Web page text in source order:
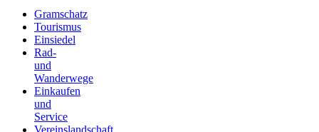
Gramschatz
Tourismus
Einsiedel
Rad-
und
Wanderwege
Einkaufen
und
Service
Vereinslandschaft